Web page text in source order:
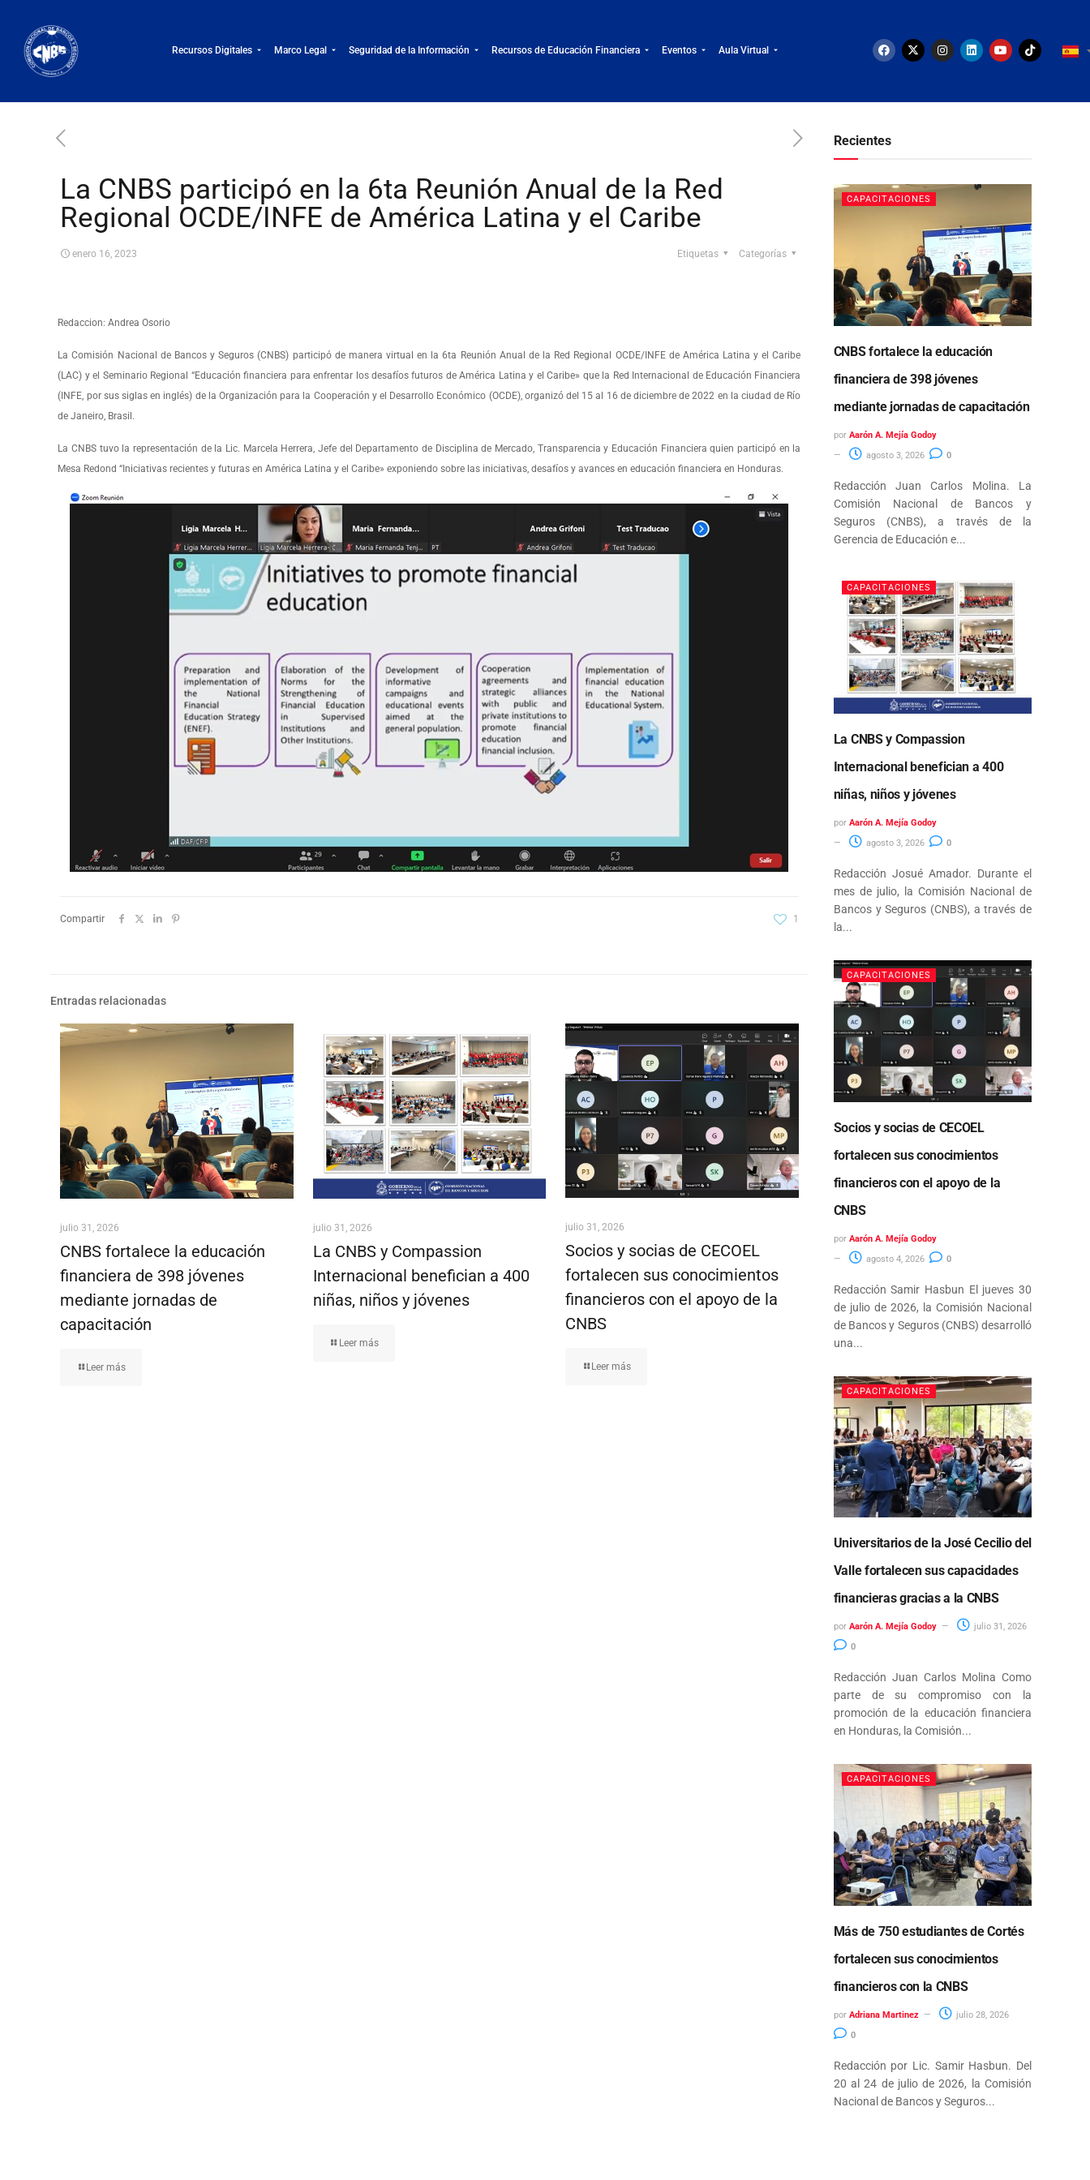
Recursos Digitales Marco Legal Seguridad de la Información Recursos de Educación Financiera Eventos Aula Virtual
La CNBS participó en la 6ta Reunión Anual de la Red
Regional OCDE/INFE de América Latina y el Caribe
enero 16, 2023 Categorías
Etiquetas
Redaccion: Andrea Osorio
La Comisión Nacional de Bancos y Seguros (CNBS) participó de manera virtual en la 6ta Reunión Anual de la Red Regional OCDE/INFE de América Latina y el Caribe
(LAC) y el Seminario Regional “Educación financiera para enfrentar los desafíos futuros de América Latina y el Caribe» que la Red Internacional de Educación Financiera
(INFE, por sus siglas en inglés) de la Organización para la Cooperación y el Desarrollo Económico (OCDE), organizó del 15 al 16 de diciembre de 2022 en la ciudad de Río
de Janeiro, Brasil.
La CNBS tuvo la representación de la Lic. Marcela Herrera, Jefe del Departamento de Disciplina de Mercado, Transparencia y Educación Financiera quien participó en la
Mesa Redond “Iniciativas recientes y futuras en América Latina y el Caribe» exponiendo sobre las iniciativas, desafíos y avances en educación financiera en Honduras.
Compartir 1
Entradas relacionadas
julio 31, 2026
CNBS fortalece la educación
financiera de 398 jóvenes
mediante jornadas de
capacitación
Leer más
julio 31, 2026
La CNBS y Compassion
Internacional benefician a 400
niñas, niños y jóvenes
Leer más
julio 31, 2026
Socios y socias de CECOEL
fortalecen sus conocimientos
financieros con el apoyo de la
CNBS
Leer más
Recientes
CAPACITACIONES
CNBS fortalece la educación
financiera de 398 jóvenes
mediante jornadas de capacitación
por Aarón A. Mejía Godoy
agosto 3, 2026
0
Redacción Juan Carlos Molina. La
Comisión Nacional de Bancos y
Seguros (CNBS), a través de la
Gerencia de Educación e...
CAPACITACIONES
La CNBS y Compassion
Internacional benefician a 400
niñas, niños y jóvenes
por Aarón A. Mejía Godoy
agosto 3, 2026
0
Redacción Josué Amador. Durante el
mes de julio, la Comisión Nacional de
Bancos y Seguros (CNBS), a través de
la...
CAPACITACIONES
Socios y socias de CECOEL
fortalecen sus conocimientos
financieros con el apoyo de la
CNBS
por Aarón A. Mejía Godoy
agosto 4, 2026
0
Redacción Samir Hasbun El jueves 30
de julio de 2026, la Comisión Nacional
de Bancos y Seguros (CNBS) desarrolló
una...
CAPACITACIONES
Universitarios de la José Cecilio del
Valle fortalecen sus capacidades
financieras gracias a la CNBS
por Aarón A. Mejía Godoy
julio 31, 2026
0
Redacción Juan Carlos Molina Como
parte de su compromiso con la
promoción de la educación financiera
en Honduras, la Comisión...
CAPACITACIONES
Más de 750 estudiantes de Cortés
fortalecen sus conocimientos
financieros con la CNBS
por Adriana Martinez
julio 28, 2026
0
Redacción por Lic. Samir Hasbun. Del
20 al 24 de julio de 2026, la Comisión
Nacional de Bancos y Seguros...